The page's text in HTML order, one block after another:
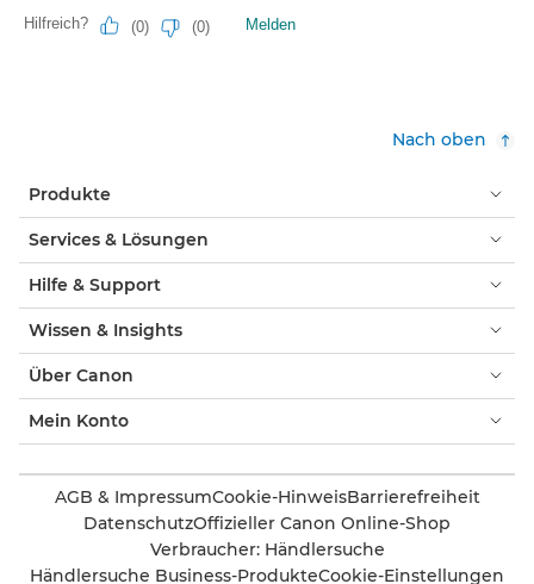
Nach oben
Produkte
Services & Lösungen
Hilfe & Support
Wissen & Insights
Über Canon
Mein Konto
AGB & ImpressumCookie-HinweisBarrierefreiheit
DatenschutzOffizieller Canon Online-Shop
Verbraucher: Händlersuche
Händlersuche Business-ProdukteCookie-Einstellungen